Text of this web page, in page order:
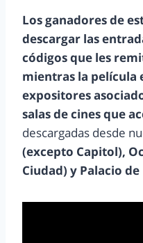
Los ganadores de
descargar las
códigos que les
mientras la película
expositores
salas de cines que
descargadas desde
(excepto Capitol),
Ciudad) y Palacio